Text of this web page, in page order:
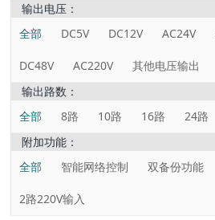
输出电压：
全部
DC5V DC12V AC24V
DC48V AC220V 其他电压输出
输出路数：
全部
8路 10路 16路 24路
附加功能：
全部
智能网络控制 双备份功能
2路220V输入